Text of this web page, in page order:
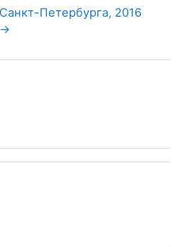
Петербурга, 2016
→